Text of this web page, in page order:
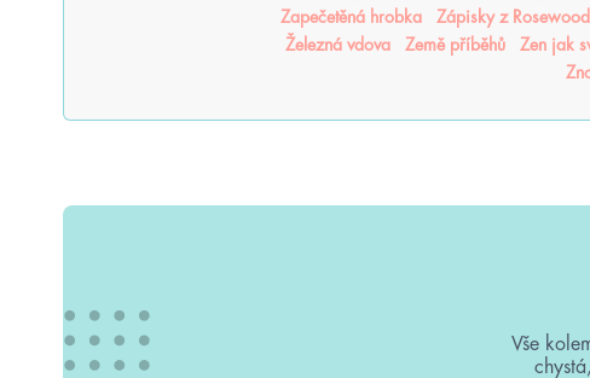
Zapečetěná hrobka
Zápisky z
Železná vdova
Země příběhů Zen jak
Vše